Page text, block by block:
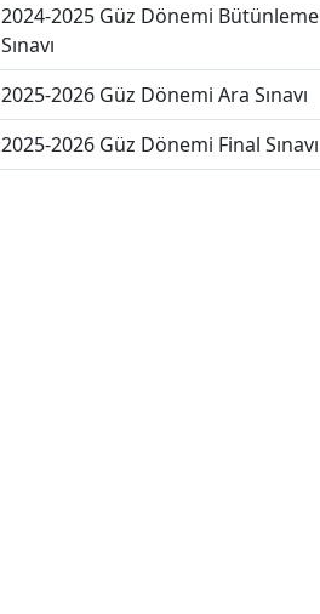
2024-2025 Güz Dönemi Bütünleme
Sınavı
2025-2026 Güz Dönemi Ara Sınavı
2025-2026 Güz Dönemi Final Sınavı